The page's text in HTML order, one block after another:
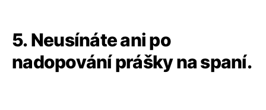
5. Neusínáte ani po
nadopování prášky na spaní.